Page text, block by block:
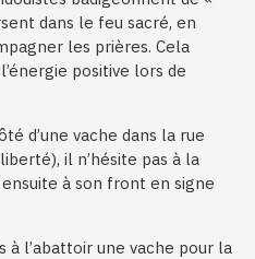
dans le feu sacré, en
les prières. Cela
positive lors de
d’une vache dans la rue
il n’hésite pas à la
à son front en signe
à l’abattoir une vache pour la